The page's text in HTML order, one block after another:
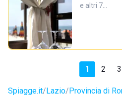
e altri 7…
1 2 3
Spiagge.it Lazio Provincia di